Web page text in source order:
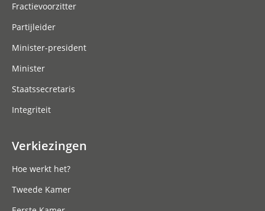
Fractievoorzitter
Partijleider
Minister-president
Minister
Staatssecretaris
Integriteit
Verkiezingen
Hoe werkt het?
Tweede Kamer